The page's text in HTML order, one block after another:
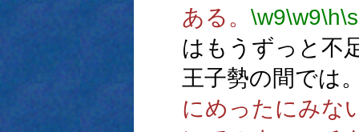
ある。 \w9\w9\h
はもうずっと不
王子勢の間では
にめったにみな